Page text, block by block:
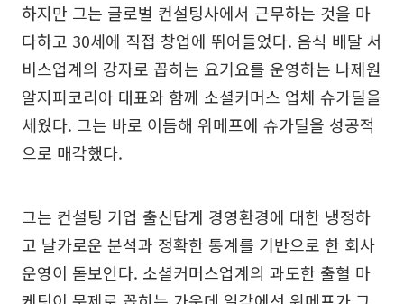
하지만 그는 글로벌 컨설팅사에서 근무하는 것을 마
다하고 30세에 직접 창업에 뛰어들었다. 음식 배달 서
비스업계의 강자로 꼽히는 요기요를 운영하는 나제원
알지피코리아 대표와 함께 소셜커머스 업체 슈가딜을
세웠다. 그는 바로 이듬해 위메프에 슈가딜을 성공적
으로 매각했다.
그는 컨설팅 기업 출신답게 경영환경에 대한 냉정하
고 날카로운 분석과 정확한 통계를 기반으로 한 회사
운영이 돋보인다. 소셜커머스업계의 과도한 출혈 마